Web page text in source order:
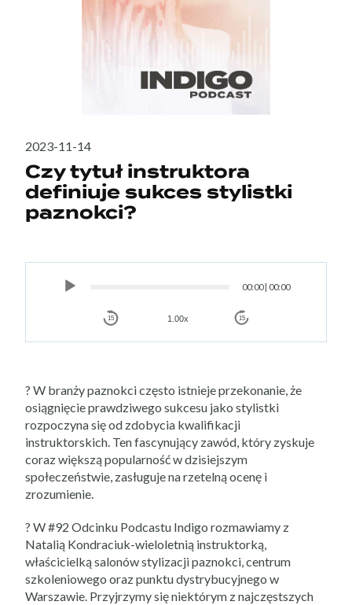
2023-11-14
Czy tytuł instruktora
definiuje sukces stylistki
paznokci?
Player
00:00| 00:00
15 1.00x 15
? W branży paznokci często istnieje przekonanie, że
osiągnięcie prawdziwego sukcesu jako stylistki
rozpoczyna się od zdobycia kwalifikacji
instruktorskich. Ten fascynujący zawód, który zyskuje
coraz większą popularność w dzisiejszym
społeczeństwie, zasługuje na rzetelną ocenę i
zrozumienie.
? W #92 Odcinku Podcastu Indigo rozmawiamy z
Natalią Kondraciuk-wieloletnią instruktorką,
właścicielką salonów stylizacji paznokci, centrum
szkoleniowego oraz punktu dystrybucyjnego w
Warszawie. Przyjrzymy się niektórym z najczęstszych